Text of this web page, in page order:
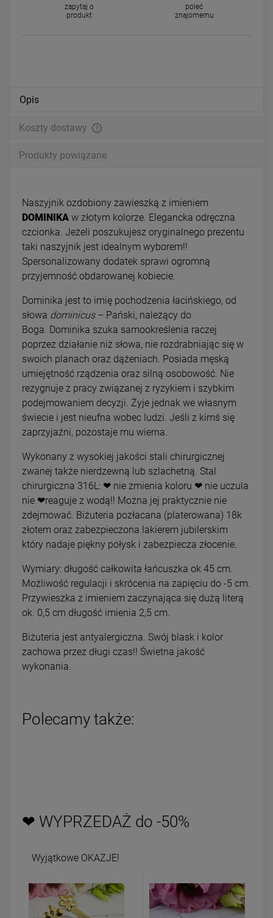
zapytaj o
produkt
poleć
znajomemu
Opis
Koszty dostawy
Produkty powiązane
Naszyjnik ozdobiony zawieszką z imieniem
DOMINIKA w złotym kolorze. Elegancka odręczna
czcionka. Jeżeli poszukujesz oryginalnego prezentu
taki naszyjnik jest idealnym wyborem!!
Spersonalizowany dodatek sprawi ogromną
przyjemność obdarowanej kobiecie.
Dominika jest to imię pochodzenia łacińskiego, od
słowa dominicus– Pański, należący do
Boga. Dominika szuka samookreślenia raczej
poprzez działanie niż słowa, nie rozdrabniając się w
swoich planach oraz dążeniach. Posiada męską
umiejętność rządzenia oraz silną osobowość. Nie
rezygnuje z pracy związanej z ryzykiem i szybkim
podejmowaniem decyzji. Żyje jednak we własnym
świecie i jest nieufna wobec ludzi. Jeśli z kimś się
zaprzyjaźni, pozostaje mu wierna.
Wykonany z wysokiej jakości stali chirurgicznej
zwanej także nierdzewną lub szlachetną. Stal
chirurgiczna 316L: ❤ nie zmienia koloru ❤ nie uczula
nie ❤reaguje z wodą!! Można jej praktycznie nie
zdejmować. Biżuteria pozłacana (platerowana) 18k
złotem oraz zabezpieczona lakierem jubilerskim
który nadaje piękny połysk i zabezpiecza złocenie.
Wymiary: długość całkowita łańcuszka ok 45 cm.
Możliwość regulacji i skrócenia na zapięciu do -5 cm.
Przywieszka z imieniem zaczynająca się dużą literą
ok. 0,5 cm długość imienia 2,5 cm.
Biżuteria jest antyalergiczna. Swój blask i kolor
zachowa przez długi czas!! Świetna jakość
wykonania.
Polecamy także:
❤ WYPRZEDAŻ do -50%
Wyjątkowe OKAZJE!